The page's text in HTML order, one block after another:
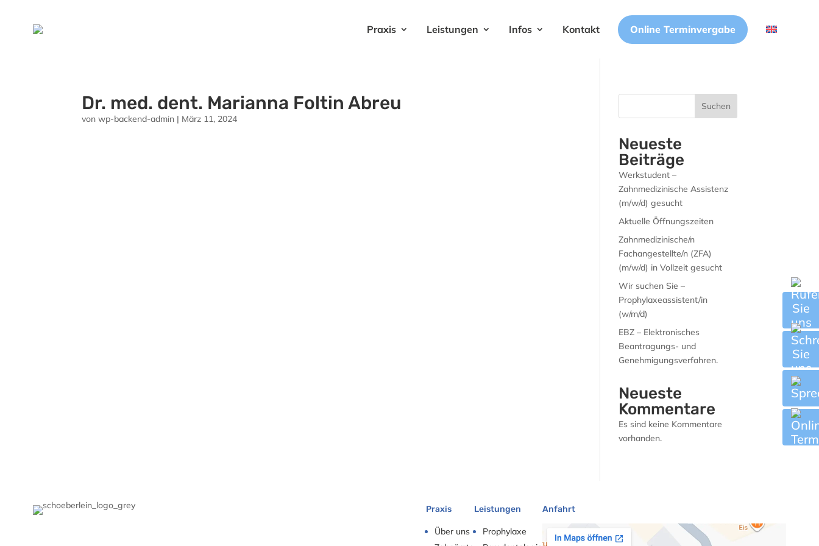
Praxis Leistungen Infos Kontakt Online Terminvergabe
Dr. med. dent. Marianna Foltin Abreu
vonwp-backend-admin | März 11, 2024
Suchen
Neueste
Beiträge
Werkstudent –
Zahnmedizinische Assistenz
(m/w/d) gesucht
Aktuelle Öffnungszeiten
Zahnmedizinische/n
Fachangestellte/n (ZFA)
(m/w/d) in Vollzeit gesucht
Wir suchen Sie –
Prophylaxeassistent/in
(w/m/d)
EBZ – Elektronisches
Beantragungs- und
Genehmigungsverfahren.
Neueste
Kommentare
Es sind keine Kommentare
vorhanden.
Praxis
Über uns
Leistungen
Prophylaxe
Anfahrt